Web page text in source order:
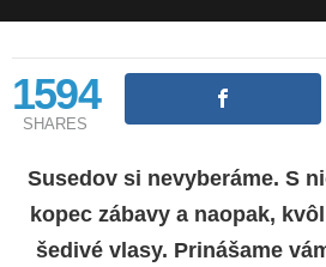
1594
SHARES
Susedov si nevyberáme. S
kopec zábavy a naopak,
šedivé vlasy. Prinášame